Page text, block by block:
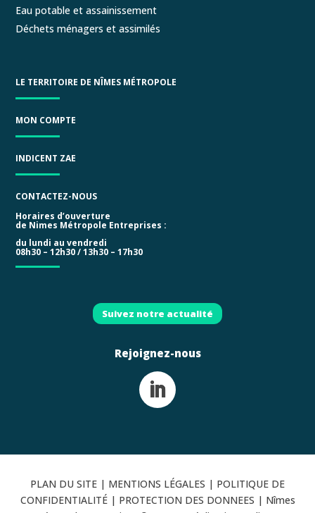
Eau potable et assainissement
Déchets ménagers et assimilés
LE TERRITOIRE DE NÎMES MÉTROPOLE
MON COMPTE
INDICENT ZAE
CONTACTEZ-NOUS
Horaires d’ouverture
de Nimes Métropole Entreprises :
du lundi au vendredi
08h30 – 12h30 / 13h30 – 17h30
Suivez notre actualité
Rejoignez-nous
PLAN DU SITE | MENTIONS LÉGALES | POLITIQUE DE
CONFIDENTIALITÉ | PROTECTION DES DONNEES | Nîmes